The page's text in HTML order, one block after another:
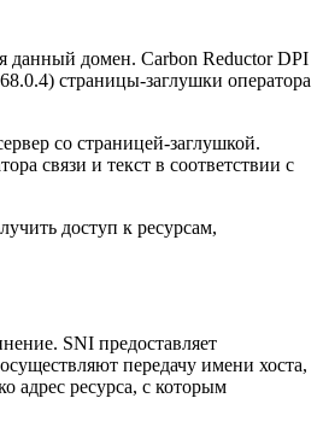
данный домен. Carbon Reductor DPI
страницы-заглушки оператора
со страницей-заглушкой.
связи и текст в соответствии с
доступ к ресурсам,
SNI предоставляет
передачу имени хоста,
адрес ресурса, с которым